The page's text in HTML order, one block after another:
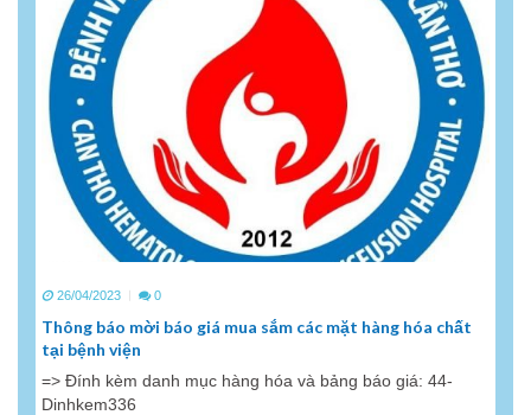
26/04/2023 0
Thông báo mời báo giá mua sắm các mặt hàng hóa chất
tại bệnh viện
=> Đính kèm danh mục hàng hóa và bảng báo giá: 44-
Dinhkem336